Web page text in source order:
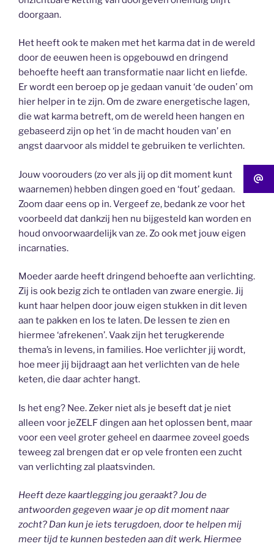
doorgaan.
Het heeft ook te maken met het karma dat in de wereld
door de eeuwen heen is opgebouwd en dringend
behoefte heeft aan transformatie naar licht en liefde.
Er wordt een beroep op je gedaan vanuit ‘de ouden’ om
hier helper in te zijn. Om de zware energetische lagen,
die wat karma betreft, om de wereld heen hangen en
gebaseerd zijn op het ‘in de macht houden van’ en
angst daarvoor als middel te gebruiken te verlichten.
Jouw voorouders (zo ver als jij op dit moment kunt
waarnemen) hebben dingen goed en ‘fout’ gedaan.
Zoom daar eens op in. Vergeef ze, bedank ze voor het
voorbeeld dat dankzij hen nu bijgesteld kan worden en
houd onvoorwaardelijk van ze. Zo ook met jouw eigen
incarnaties.
Moeder aarde heeft dringend behoefte aan verlichting.
Zij is ook bezig zich te ontladen van zware energie. Jij
kunt haar helpen door jouw eigen stukken in dit leven
aan te pakken en los te laten. De lessen te zien en
hiermee ‘afrekenen’. Vaak zijn het terugkerende
thema’s in levens, in families. Hoe verlichter jij wordt,
hoe meer jij bijdraagt aan het verlichten van de hele
keten, die daar achter hangt.
Is het eng? Nee. Zeker niet als je beseft dat je niet
alleen voor jeZELF dingen aan het oplossen bent, maar
voor een veel groter geheel en daarmee zoveel goeds
teweeg zal brengen dat er op vele fronten een zucht
van verlichting zal plaatsvinden.
Heeft deze kaartlegging jou geraakt? Jou de
antwoorden gegeven waar je op dit moment naar
zocht? Dan kun je iets terugdoen, door te helpen mij
meer tijd te kunnen besteden aan dit werk. Hiermee